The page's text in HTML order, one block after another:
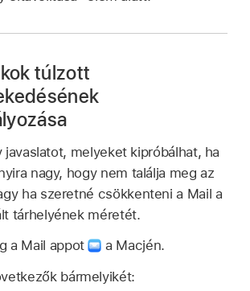
túlzott
javaslatot, melyeket kipróbálhat, ha
nagy, hogy nem találja meg az
ha szeretné csökkenteni a Mail a
tárhelyének méretét.
a Mail appot
a Macjén.
bármelyikét: